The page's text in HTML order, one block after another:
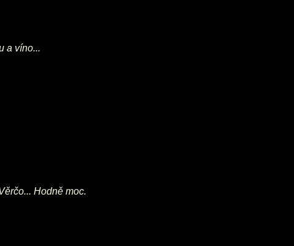
a víno...
Hodně moc.